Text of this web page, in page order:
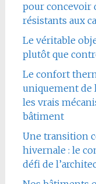
pour concevoir
résistants aux
Le véritable
plutôt que
Le confort
uniquement de
les vrais
bâtiment
Une transition
hivernale : le
défi de